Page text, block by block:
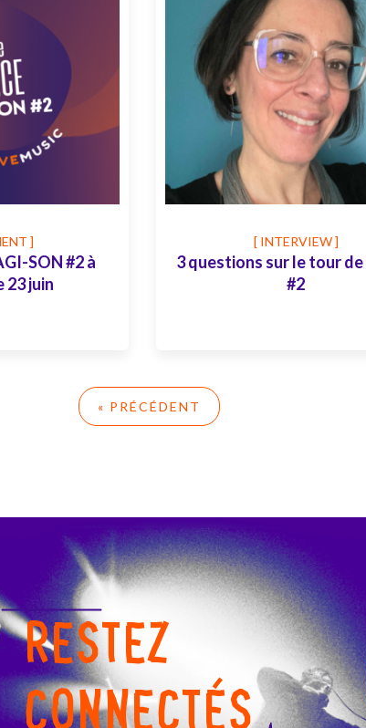
]
SON #2 à
23 juin
[ INTERVIEW ]
3 questions sur le tour de
#2
« PRÉCÉDENT
RESTEZ
CONNECTÉS